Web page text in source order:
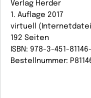
Verlag Herder
1. Auflage 2017
virtuell
192 Seiten
ISBN: 978-3-451-
Bestellnummer: